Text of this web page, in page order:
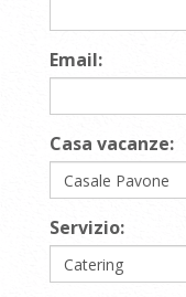
Email:
Casa vacanze:
Servizio: